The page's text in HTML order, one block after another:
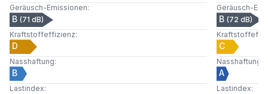
Geräusch-Emissionen:
B (71 dB)
Kraftstoffeffizienz:
D
Nasshaftung:
B
Lastindex:
Geräusch-
B (72 dB)
C
Nasshaftung
A
Lastindex: